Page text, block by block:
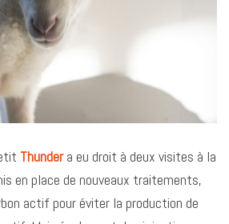
Thundera eu droit à deux visites à la
en place de nouveaux traitements,
actif pour éviter la production de